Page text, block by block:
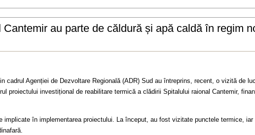
au parte de căldură și apă caldă în regim
cadrul Agenției de Dezvoltare Regională (ADR) Sud au întreprins, recent, o vizită de
proiectului investițional de reabilitare termică a clădirii Spitalului raional Cantemir,
implicate în implementarea proiectului. La început, au fost vizitate punctele termice,